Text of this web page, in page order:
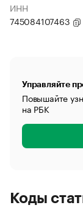
ИНН
745084107463
Управляйте
Повышайте
на РБК
Коды